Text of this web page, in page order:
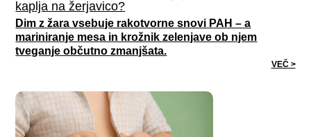
kaplja na žerjavico?
Dim z žara vsebuje rakotvorne snovi PAH – a
mariniranje mesa in krožnik zelenjave ob njem
tveganje občutno zmanjšata.
VEČ >